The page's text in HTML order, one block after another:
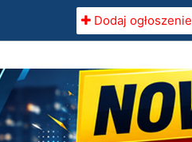
Dodaj ogłoszenie